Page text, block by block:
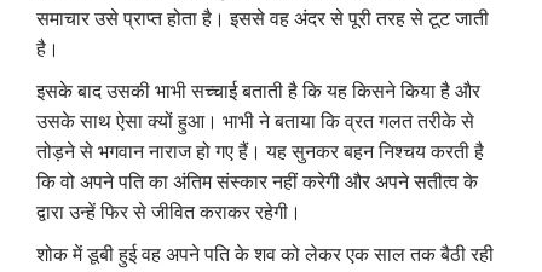
समाचार उसे प्राप्त होता है। इससे वह अंदर से पूरी तरह से टूट जाती
है।
इसके बाद उसकी भाभी सच्चाई बताती है कि यह किसने किया है और
उसके साथ ऐसा क्यों हुआ। भाभी ने बताया कि व्रत गलत तरीके से
तोड़ने से भगवान नाराज हो गए हैं। यह सुनकर बहन निश्चय करती है
कि वो अपने पति का अंतिम संस्कार नहीं करेगी और अपने सतीत्व के
द्वारा उन्हें फिर से जीवित कराकर रहेगी।
शोक में डूबी हुई वह अपने पति के शव को लेकर एक साल तक बैठी रही